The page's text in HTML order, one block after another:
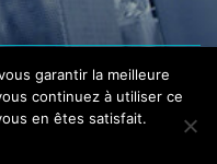
garantir la meilleure
continuez à utiliser ce
en êtes satisfait.